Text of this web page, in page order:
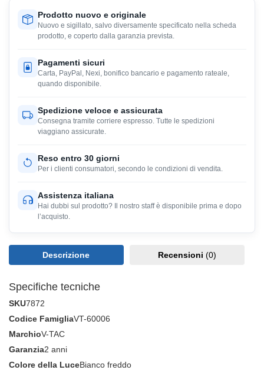
Prodotto nuovo e originale
Nuovo e sigillato, salvo diversamente specificato nella scheda
prodotto, e coperto dalla garanzia prevista.
Pagamenti sicuri
Carta, PayPal, Nexi, bonifico bancario e pagamento rateale,
quando disponibile.
Spedizione veloce e assicurata
Consegna tramite corriere espresso. Tutte le spedizioni
viaggiano assicurate.
Reso entro 30 giorni
Per i clienti consumatori, secondo le condizioni di vendita.
Assistenza italiana
Hai dubbi sul prodotto? Il nostro staff è disponibile prima e dopo
l’acquisto.
Descrizione Recensioni (0)
Specifiche tecniche
SKU7872
Codice FamigliaVT-60006
MarchioV-TAC
Garanzia2 anni
Colore della LuceBianco freddo